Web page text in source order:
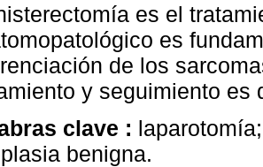
es el
es
de los
y seguimiento es
clave :
benigna.